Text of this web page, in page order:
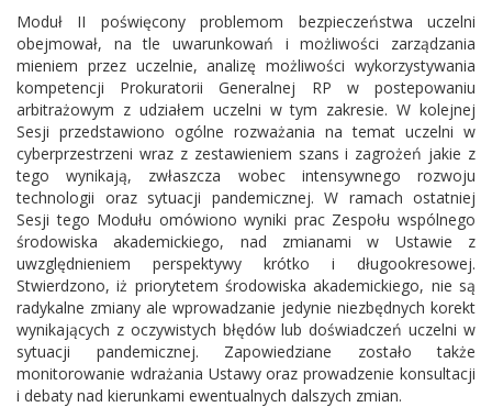
Moduł II poświęcony problemom bezpieczeństwa uczelni
obejmował, na tle uwarunkowań i możliwości zarządzania
mieniem przez uczelnie, analizę możliwości wykorzystywania
kompetencji Prokuratorii Generalnej RP w postepowaniu
arbitrażowym z udziałem uczelni w tym zakresie. W kolejnej
Sesji przedstawiono ogólne rozważania na temat uczelni w
cyberprzestrzeni wraz z zestawieniem szans i zagrożeń jakie z
tego wynikają, zwłaszcza wobec intensywnego rozwoju
technologii oraz sytuacji pandemicznej. W ramach ostatniej
Sesji tego Modułu omówiono wyniki prac Zespołu wspólnego
środowiska akademickiego, nad zmianami w Ustawie z
uwzględnieniem perspektywy krótko i długookresowej.
Stwierdzono, iż priorytetem środowiska akademickiego, nie są
radykalne zmiany ale wprowadzanie jedynie niezbędnych korekt
wynikających z oczywistych błędów lub doświadczeń uczelni w
sytuacji pandemicznej. Zapowiedziane zostało także
monitorowanie wdrażania Ustawy oraz prowadzenie konsultacji
i debaty nad kierunkami ewentualnych dalszych zmian.